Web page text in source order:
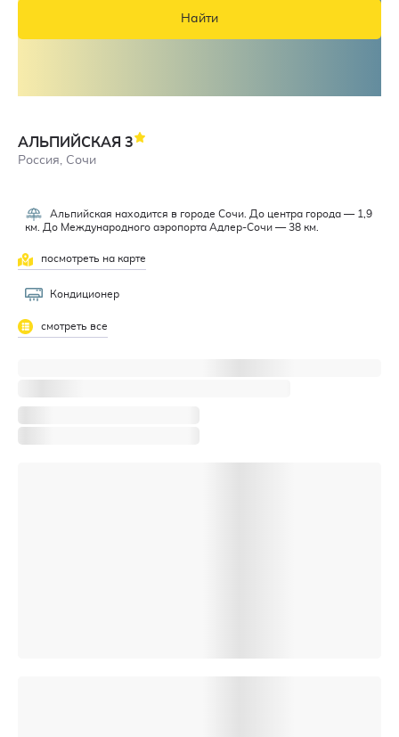
Найти
АЛЬПИЙСКАЯ 3
Россия, Сочи
Альпийская находится в городе Сочи. До центра города — 1,9
км. До Международного аэропорта Адлер-Сочи — 38 км.
посмотреть на карте
Кондиционер
смотреть все